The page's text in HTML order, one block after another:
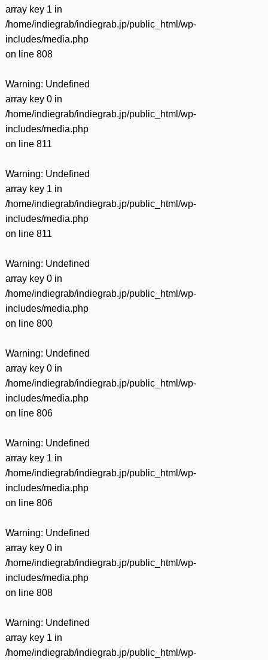
array key 1 in
/home/indiegrab/indiegrab.jp/public_html/wp-
includes/media.php
on line 808
Warning: Undefined
array key 0 in
/home/indiegrab/indiegrab.jp/public_html/wp-
includes/media.php
on line 811
Warning: Undefined
array key 1 in
/home/indiegrab/indiegrab.jp/public_html/wp-
includes/media.php
on line 811
Warning: Undefined
array key 0 in
/home/indiegrab/indiegrab.jp/public_html/wp-
includes/media.php
on line 800
Warning: Undefined
array key 0 in
/home/indiegrab/indiegrab.jp/public_html/wp-
includes/media.php
on line 806
Warning: Undefined
array key 1 in
/home/indiegrab/indiegrab.jp/public_html/wp-
includes/media.php
on line 806
Warning: Undefined
array key 0 in
/home/indiegrab/indiegrab.jp/public_html/wp-
includes/media.php
on line 808
Warning: Undefined
array key 1 in
/home/indiegrab/indiegrab.jp/public_html/wp-